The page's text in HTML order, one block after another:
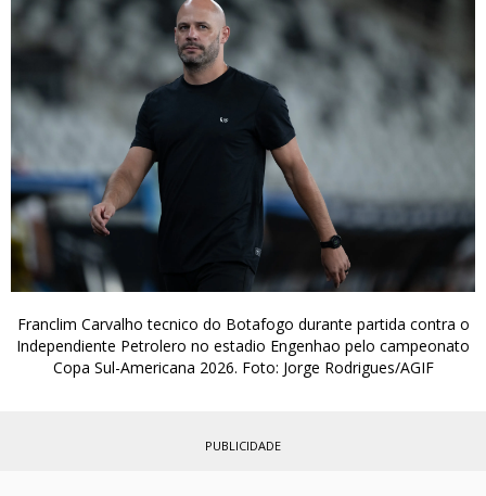
Franclim Carvalho tecnico do Botafogo durante partida contra o
Independiente Petrolero no estadio Engenhao pelo campeonato
Copa Sul-Americana 2026. Foto: Jorge Rodrigues/AGIF
PUBLICIDADE